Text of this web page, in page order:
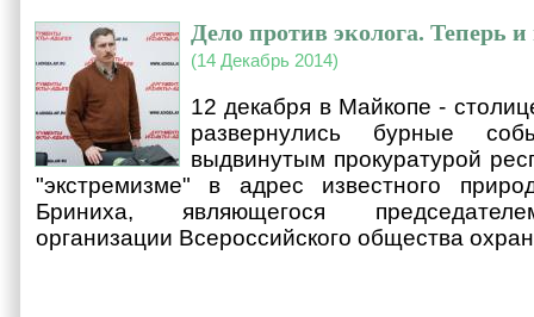
Дело против эколога. Теперь
(14 Декабрь 2014)
12 декабря в Майкопе -
развернулись бурные
выдвинутым прокуратурой
"экстремизме" в адрес известного
Бриниха, являющегося
организации Всероссийского общества